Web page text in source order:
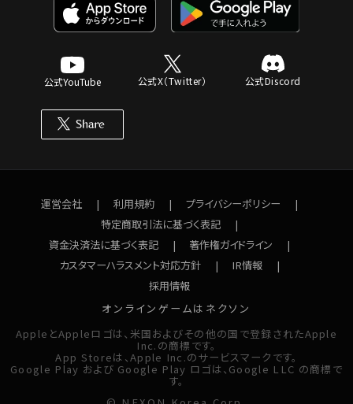
公式YouTube 公式X（Twitter） 公式Discord
運営会社 利用規約
プライバシーポリシー
特定商取引法に基づく表記
資金決済法に基づく表記
著作権ガイドライン
カスタマーハラスメント対応方針
IR情報
採用情報
オンラインゲームはネクソン
AppleとAppleロゴは、米国およびその他の国で登録されたApple
Inc.の商標です。
App Storeは、Apple Inc.のサービスマークです。
Google Play および Google Play ロゴは、Google LLC の商標で
す。